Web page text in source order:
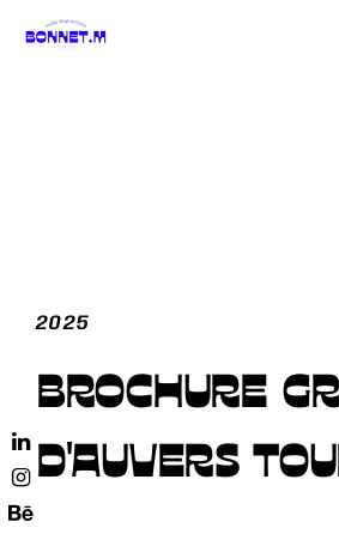
to
content
2025
BROCHURE
D'AUVERS